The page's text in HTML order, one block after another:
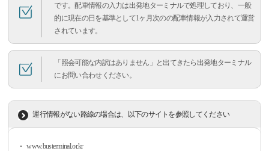
です。配車情報の入力は出発地ターミナルで処理しており、一般
的に現在の日を基準として1ヶ月次のの配車情報が入力されて運営
されています。
「照会可能な内訳はありません」と出てきたら出発地ターミナル
にお問い合わせください。
運行情報がない路線の場合は、以下のサイトを参照してください
www.busterminal.or.kr